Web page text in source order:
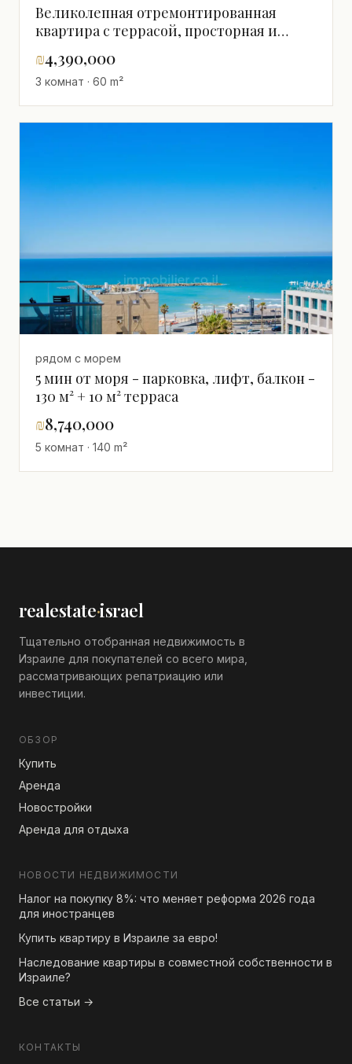
Великолепная отремонтированная
квартира с террасой, просторная и
упустить!
₪4,390,000
3 комнат · 60 m²
рядом с морем
5 мин от моря - парковка, лифт, балкон -
130 м² + 10 м² терраса
₪8,740,000
5 комнат · 140 m²
realestate·israel
Тщательно отобранная недвижимость в
Израиле для покупателей со всего мира,
рассматривающих репатриацию или
инвестиции.
ОБЗОР
Купить
Аренда
Новостройки
Аренда для отдыха
НОВОСТИ НЕДВИЖИМОСТИ
Налог на покупку 8%: что меняет реформа 2026 года
для иностранцев
Купить квартиру в Израиле за евро!
Наследование квартиры в совместной собственности в
Израиле?
Все статьи →
КОНТАКТЫ